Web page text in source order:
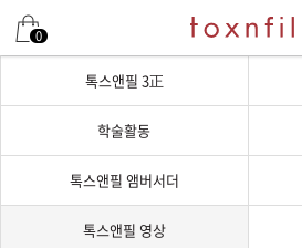
0
톡스앤필 3正
학술활동
톡스앤필 앰버서더
톡스앤필 영상